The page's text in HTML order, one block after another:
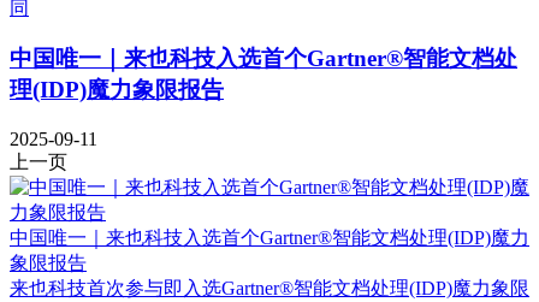
中国唯一｜来也科技入选首个Gartner®智能文档处
理(IDP)魔力象限报告
2025-09-11
上一页
中国唯一｜来也科技入选首个Gartner®智能文档处理(IDP)魔力
象限报告
来也科技首次参与即入选Gartner®智能文档处理(IDP)魔力象限